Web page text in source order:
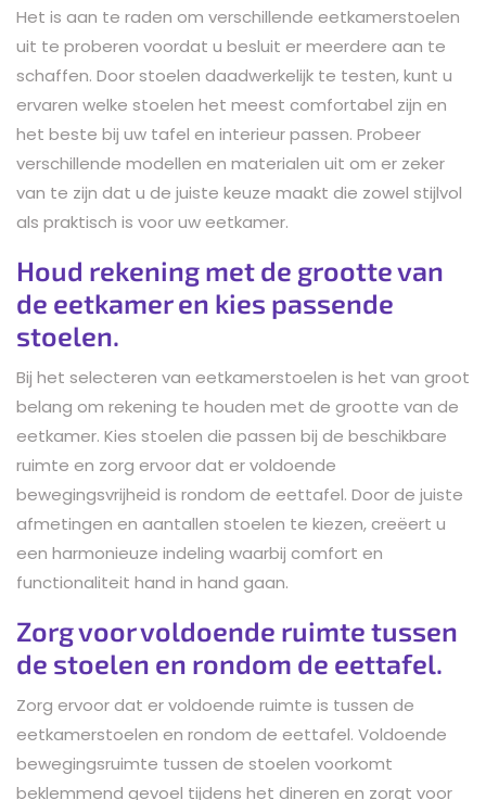
Het is aan te raden om verschillende eetkamerstoelen
uit te proberen voordat u besluit er meerdere aan te
schaffen. Door stoelen daadwerkelijk te testen, kunt u
ervaren welke stoelen het meest comfortabel zijn en
het beste bij uw tafel en interieur passen. Probeer
verschillende modellen en materialen uit om er zeker
van te zijn dat u de juiste keuze maakt die zowel stijlvol
als praktisch is voor uw eetkamer.
Houd rekening met de grootte van
de eetkamer en kies passende
stoelen.
Bij het selecteren van eetkamerstoelen is het van groot
belang om rekening te houden met de grootte van de
eetkamer. Kies stoelen die passen bij de beschikbare
ruimte en zorg ervoor dat er voldoende
bewegingsvrijheid is rondom de eettafel. Door de juiste
afmetingen en aantallen stoelen te kiezen, creëert u
een harmonieuze indeling waarbij comfort en
functionaliteit hand in hand gaan.
Zorg voor voldoende ruimte tussen
de stoelen en rondom de eettafel.
Zorg ervoor dat er voldoende ruimte is tussen de
eetkamerstoelen en rondom de eettafel. Voldoende
bewegingsruimte tussen de stoelen voorkomt
beklemmend gevoel tijdens het dineren en zorgt voor